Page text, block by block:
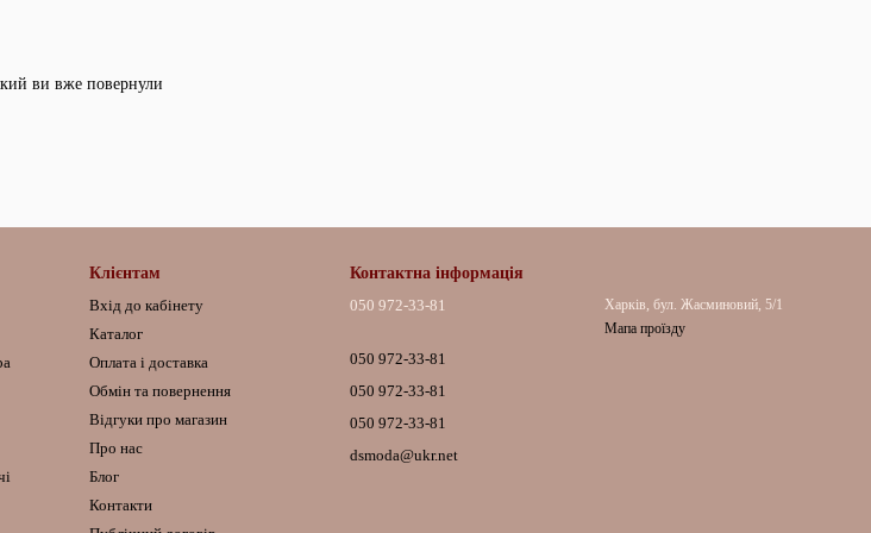
ви вже повернули
Клієнтам
Вхід до кабінету
Каталог
Оплата і доставка
Обмін та повернення
Відгуки про магазин
Про нас
Блог
Контакти
Контактна інформація
050 972-33-81
050 972-33-81
050 972-33-81
050 972-33-81
dsmoda@ukr.net
Харків, бул. Жасминовий, 5/1
Мапа проїзду